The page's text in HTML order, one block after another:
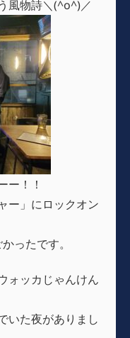
風物詩＼(^o^)／
ー！！
ー」にロックオン
ったです。
ォッカじゃんけん
いた夜がありまし